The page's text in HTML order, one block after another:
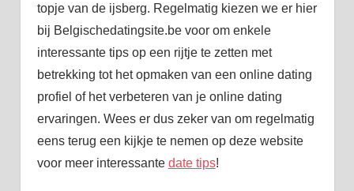
topje van de ijsberg. Regelmatig kiezen we er hier
bij Belgischedatingsite.be voor om enkele
interessante tips op een rijtje te zetten met
betrekking tot het opmaken van een online dating
profiel of het verbeteren van je online dating
ervaringen. Wees er dus zeker van om regelmatig
eens terug een kijkje te nemen op deze website
voor meer interessante date tips!